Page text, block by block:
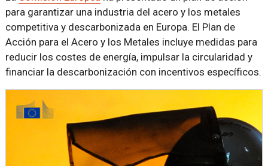
para garantizar una industria del acero y los metales
competitiva y descarbonizada en Europa. El Plan de
Acción para el Acero y los Metales incluye medidas para
reducir los costes de energía, impulsar la circularidad y
financiar la descarbonización con incentivos específicos.